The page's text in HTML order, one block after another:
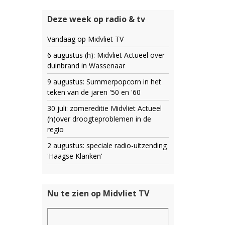
Deze week op radio & tv
Vandaag op Midvliet TV
6 augustus (h): Midvliet Actueel over
duinbrand in Wassenaar
9 augustus: Summerpopcorn in het
teken van de jaren '50 en '60
30 juli: zomereditie Midvliet Actueel
(h)over droogteproblemen in de
regio
2 augustus: speciale radio-uitzending
'Haagse Klanken'
Nu te zien op Midvliet TV